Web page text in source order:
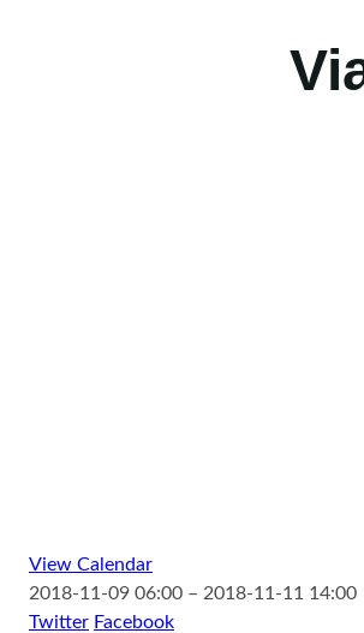
View Calendar
2018-11-09 06:00 – 2018-11-11 14:00
Twitter Facebook